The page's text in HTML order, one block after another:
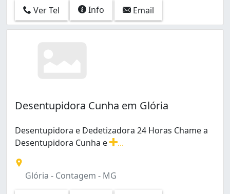
Ver Tel Info Email
Desentupidora Cunha em Glória
Desentupidora e Dedetizadora 24 Horas Chame a
Desentupidora Cunha e
Glória - Contagem - MG